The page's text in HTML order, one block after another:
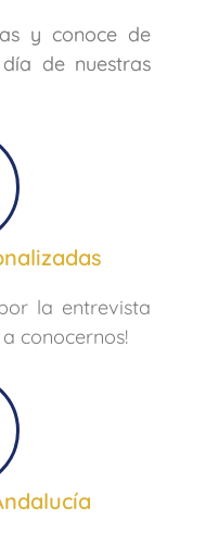
y conoce de
de nuestras
la entrevista
conocernos!